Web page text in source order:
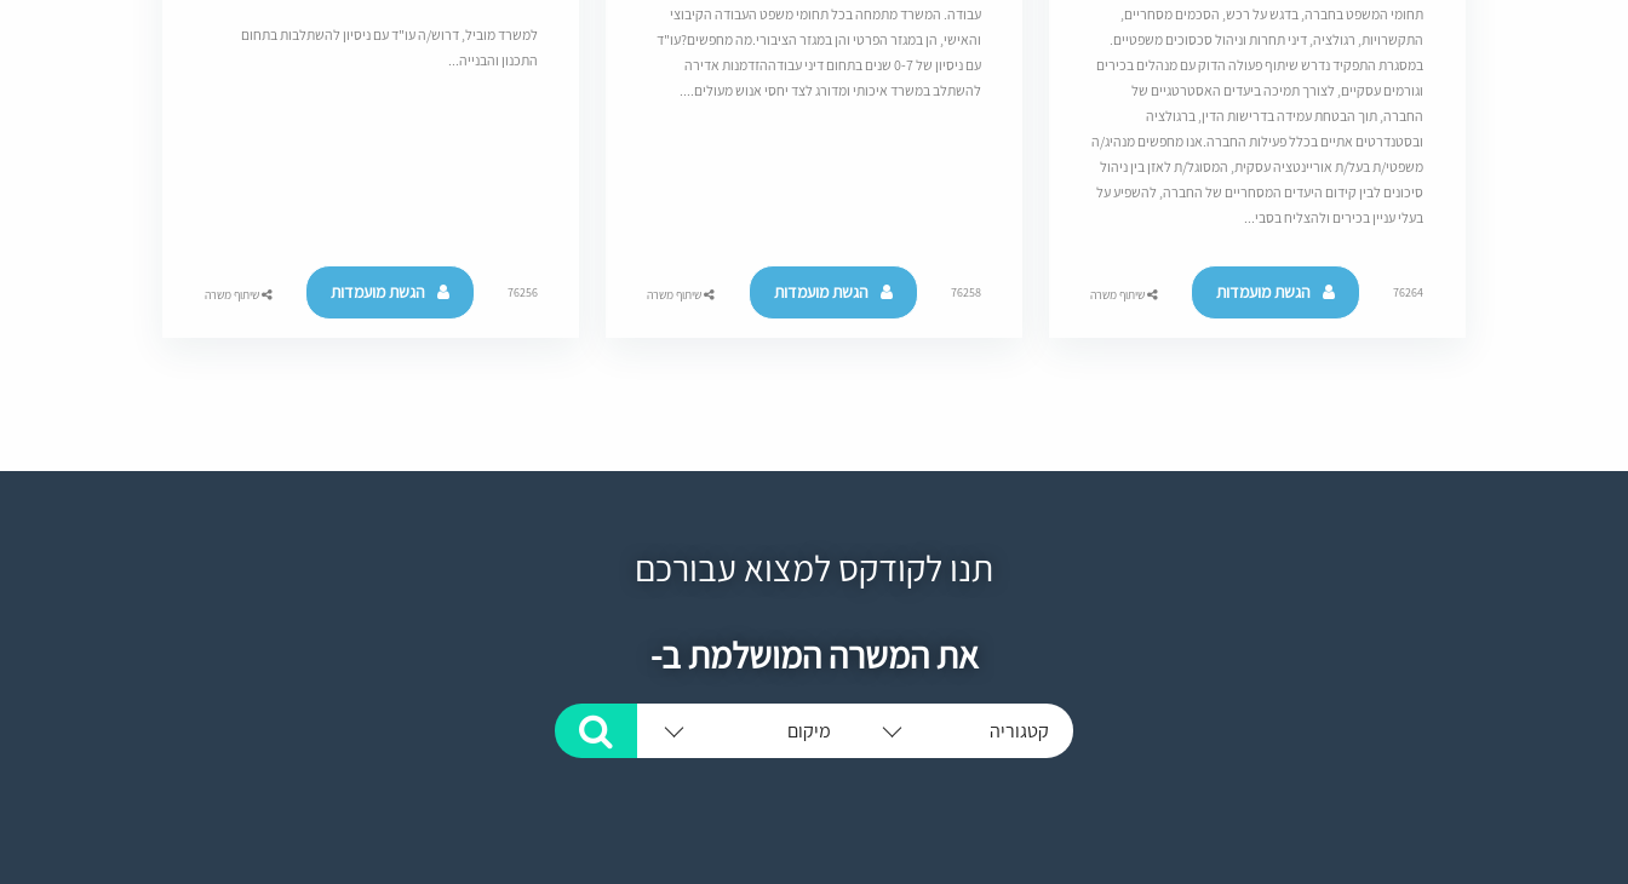
תחומי המשפט בחברה, בדגש על רכש, הסכמים מסחריים,
התקשרויות, רגולציה, דיני תחרות וניהול סכסוכים משפטיים.
במסגרת התפקיד נדרש שיתוף פעולה הדוק עם מנהלים בכירים
וגורמים עסקיים, לצורך תמיכה ביעדים האסטרטגיים של
החברה, תוך הבטחת עמידה בדרישות הדין, ברגולציה
ובסטנדרטים אתיים בכלל פעילות החברה.אנו מחפשים מנהיג/ה
משפטי/ת בעל/ת אוריינטציה עסקית, המסוגל/ת לאזן בין ניהול
סיכונים לבין קידום היעדים המסחריים של החברה, להשפיע על
בעלי עניין בכירים ולהצליח בסבי...
76264 הגשת מועמדות שיתוף משרה
עבודה. המשרד מתמחה בכל תחומי משפט העבודה הקיבוצי
והאישי, הן במגזר הפרטי והן במגזר הציבורי.מה מחפשים?עו"ד
עם ניסיון של 0-7 שנים בתחום דיני עבודההזדמנות אדירה
להשתלב במשרד איכותי ומדורג לצד יחסי אנוש מעולים....
76258 הגשת מועמדות שיתוף משרה
למשרד מוביל, דרוש/ה עו"ד עם ניסיון להשתלבות בתחום
התכנון והבנייה...
76256 הגשת מועמדות שיתוף משרה
תנו לקודקס למצוא עבורכם
את המשרה המושלמת ב-
קטגוריה מיקום